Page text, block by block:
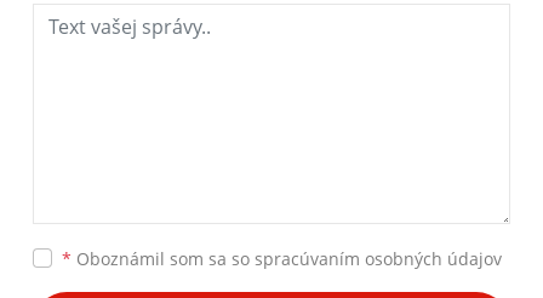
* Oboznámil som sa so spracúvaním osobných údajov